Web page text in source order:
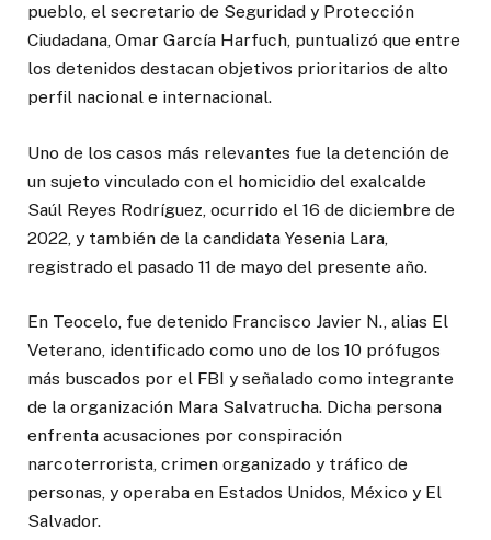
pueblo, el secretario de Seguridad y Protección
Ciudadana, Omar García Harfuch, puntualizó que entre
los detenidos destacan objetivos prioritarios de alto
perfil nacional e internacional.
Uno de los casos más relevantes fue la detención de
un sujeto vinculado con el homicidio del exalcalde
Saúl Reyes Rodríguez, ocurrido el 16 de diciembre de
2022, y también de la candidata Yesenia Lara,
registrado el pasado 11 de mayo del presente año.
En Teocelo, fue detenido Francisco Javier N., alias El
Veterano, identificado como uno de los 10 prófugos
más buscados por el FBI y señalado como integrante
de la organización Mara Salvatrucha. Dicha persona
enfrenta acusaciones por conspiración
narcoterrorista, crimen organizado y tráfico de
personas, y operaba en Estados Unidos, México y El
Salvador.